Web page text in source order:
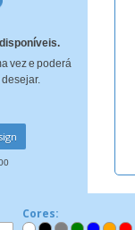
vez e poderá
Cores: